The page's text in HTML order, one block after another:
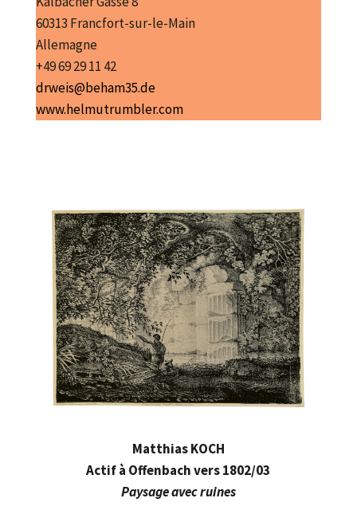
60313 Francfort-sur-le-Main
Allemagne
+49 69 29 11 42
drweis@beham35.de
www.helmutrumbler.com
Matthias KOCH
Actif à Offenbach vers 1802/03
Paysage avec ruines